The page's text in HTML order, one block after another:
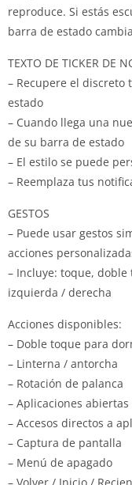
reproduce. Si estás
barra de estado
TEXTO DE TICKER DE
– Recupere el discreto
estado
– Cuando llega una
de su barra de estado
– El estilo se puede
– Reemplaza tus
GESTOS
– Puede usar gestos
acciones
– Incluye: toque,
izquierda / derecha
Acciones disponibles:
– Doble toque para
– Linterna / antorcha
– Rotación de palanca
– Aplicaciones abiertas
– Accesos directos a
– Captura de pantalla
– Menú de apagado